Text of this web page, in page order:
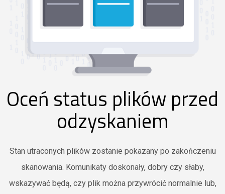
Oceń status plików przed
odzyskaniem
Stan utraconych plików zostanie pokazany po zakończeniu
skanowania. Komunikaty doskonały, dobry czy słaby,
wskazywać będą, czy plik można przywrócić normalnie lub,